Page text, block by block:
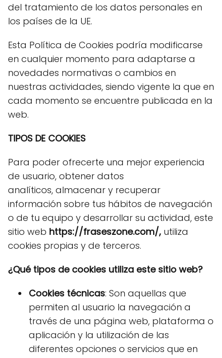
del tratamiento de los datos personales en
los países de la UE.
Esta Política de Cookies podría modificarse
en cualquier momento para adaptarse a
novedades normativas o cambios en
nuestras actividades, siendo vigente la que en
cada momento se encuentre publicada en la
web.
TIPOS DE COOKIES
Para poder ofrecerte una mejor experiencia
de usuario, obtener datos
analíticos, almacenar y recuperar
información sobre tus hábitos de navegación
o de tu equipo y desarrollar su actividad, este
sitio web https://fraseszone.com/, utiliza
cookies propias y de terceros.
¿Qué tipos de cookies utiliza este sitio web?
Cookies técnicas: Son aquellas que
permiten al usuario la navegación a
través de una página web, plataforma o
aplicación y la utilización de las
diferentes opciones o servicios que en